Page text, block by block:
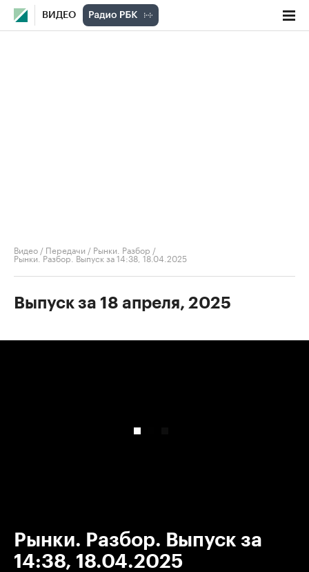
ВИДЕО
Видео / Передачи / Рынки. Разбор /
Рынки. Разбор. Выпуск за 14:38, 18.04.2025
Выпуск за 18 апреля, 2025
Рынки. Разбор. Выпуск за
14:38, 18.04.2025